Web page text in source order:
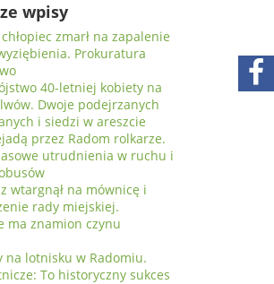
wpisy
zmarł na zapalenie
Prokuratura
40-letniej kobiety na
Dwoje podejrzanych
i siedzi w areszcie
przez Radom rolkarze.
utrudnienia w ruchu i
wtargnął na mównicę i
rady miejskiej.
ma znamion czynu
na lotnisku w Radomiu.
To historyczny sukces